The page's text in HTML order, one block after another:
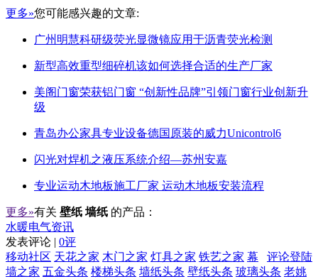
更多»您可能感兴趣的文章:
广州明慧科研级荧光显微镜应用于沥青荧光检测
新型高效重型细碎机该如何选择合适的生产厂家
美阁门窗荣获铝门窗 “创新性品牌”引领门窗行业创新升
级
青岛办公家具专业设备德国原装的威力Unicontrol6
闪光对焊机之液压系统介绍—苏州安嘉
专业运动木地板施工厂家 运动木地板安装流程
更多»有关 壁纸 墙纸 的产品：
水暖电气资讯
发表评论 | 0评
评论登陆
移动社区 天花之家 木门之家 灯具之家 铁艺之家 幕
墙之家 五金头条 楼梯头条 墙纸头条 壁纸头条 玻璃头条 老姚